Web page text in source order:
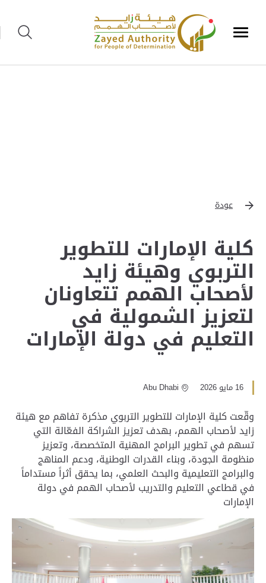
عودة
كلية الإمارات للتطوير
التربوي وهيئة زايد
لأصحاب الهمم تتعاونان
لتعزيز الشمولية في
التعليم في دولة الإمارات
16 مايو 2026 Abu Dhabi
وقّعت كلية الإمارات للتطوير التربوي مذكرة تفاهم مع هيئة
زايد لأصحاب الهمم، بهدف تعزيز الشراكة الفعّالة التي
تسهم في تطوير البرامج المهنية المتخصصة، وتعزيز
منظومة الجودة، وبناء القدرات الوطنية، ودعم المناهج
والبرامج التعليمية والبحث العلمي، بما يحقق أثراً مستداماً
في قطاعي التعليم والتدريب لأصحاب الهمم في دولة
الإمارات